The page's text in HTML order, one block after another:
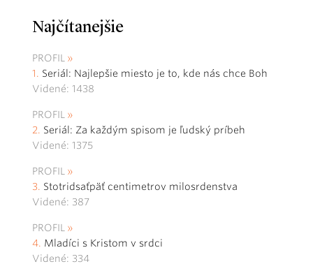
Najčítanejšie
PROFIL
Seriál: Najlepšie miesto je to, kde nás chce Boh
Videné: 1438
PROFIL
Seriál: Za každým spisom je ľudský príbeh
Videné: 1375
PROFIL
Stotridsaťpäť centimetrov milosrdenstva
Videné: 387
PROFIL
Mladíci s Kristom v srdci
Videné: 334